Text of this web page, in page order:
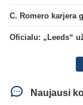
C. Romero karjera
Naujausi